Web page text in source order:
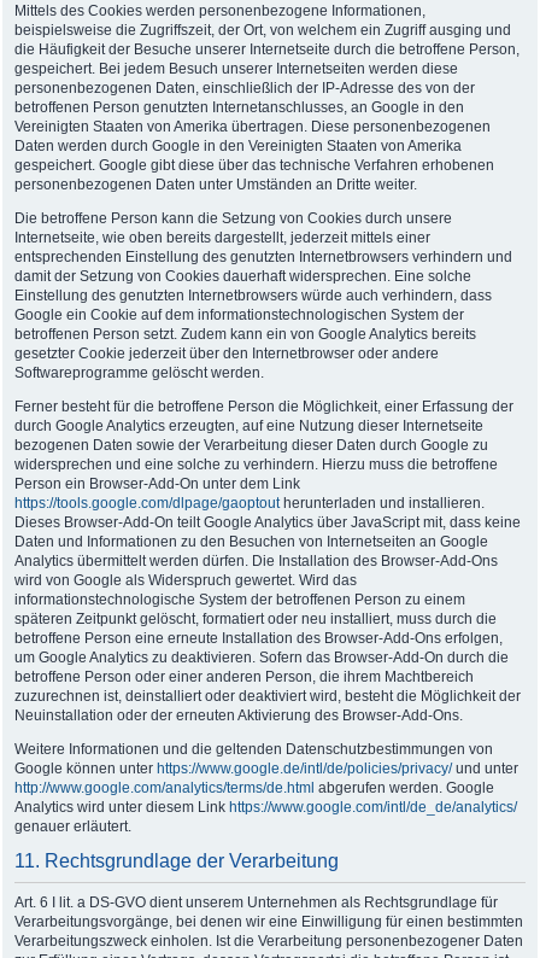
Mittels des Cookies werden personenbezogene Informationen,
beispielsweise die Zugriffszeit, der Ort, von welchem ein Zugriff ausging und
die Häufigkeit der Besuche unserer Internetseite durch die betroffene Person,
gespeichert. Bei jedem Besuch unserer Internetseiten werden diese
personenbezogenen Daten, einschließlich der IP-Adresse des von der
betroffenen Person genutzten Internetanschlusses, an Google in den
Vereinigten Staaten von Amerika übertragen. Diese personenbezogenen
Daten werden durch Google in den Vereinigten Staaten von Amerika
gespeichert. Google gibt diese über das technische Verfahren erhobenen
personenbezogenen Daten unter Umständen an Dritte weiter.
Die betroffene Person kann die Setzung von Cookies durch unsere
Internetseite, wie oben bereits dargestellt, jederzeit mittels einer
entsprechenden Einstellung des genutzten Internetbrowsers verhindern und
damit der Setzung von Cookies dauerhaft widersprechen. Eine solche
Einstellung des genutzten Internetbrowsers würde auch verhindern, dass
Google ein Cookie auf dem informationstechnologischen System der
betroffenen Person setzt. Zudem kann ein von Google Analytics bereits
gesetzter Cookie jederzeit über den Internetbrowser oder andere
Softwareprogramme gelöscht werden.
Ferner besteht für die betroffene Person die Möglichkeit, einer Erfassung der
durch Google Analytics erzeugten, auf eine Nutzung dieser Internetseite
bezogenen Daten sowie der Verarbeitung dieser Daten durch Google zu
widersprechen und eine solche zu verhindern. Hierzu muss die betroffene
Person ein Browser-Add-On unter dem Link
https://tools.google.com/dlpage/gaoptoutherunterladen und installieren.
Dieses Browser-Add-On teilt Google Analytics über JavaScript mit, dass keine
Daten und Informationen zu den Besuchen von Internetseiten an Google
Analytics übermittelt werden dürfen. Die Installation des Browser-Add-Ons
wird von Google als Widerspruch gewertet. Wird das
informationstechnologische System der betroffenen Person zu einem
späteren Zeitpunkt gelöscht, formatiert oder neu installiert, muss durch die
betroffene Person eine erneute Installation des Browser-Add-Ons erfolgen,
um Google Analytics zu deaktivieren. Sofern das Browser-Add-On durch die
betroffene Person oder einer anderen Person, die ihrem Machtbereich
zuzurechnen ist, deinstalliert oder deaktiviert wird, besteht die Möglichkeit der
Neuinstallation oder der erneuten Aktivierung des Browser-Add-Ons.
Weitere Informationen und die geltenden Datenschutzbestimmungen von
Google können unter https://www.google.de/intl/de/policies/privacy/und unter
http://www.google.com/analytics/terms/de.html abgerufen werden. Google
Analytics wird unter diesem Link https://www.google.com/intl/de_de/analytics/
genauer erläutert.
11. Rechtsgrundlage der Verarbeitung
Art. 6 I lit. a DS-GVO dient unserem Unternehmen als Rechtsgrundlage für
Verarbeitungsvorgänge, bei denen wir eine Einwilligung für einen bestimmten
Verarbeitungszweck einholen. Ist die Verarbeitung personenbezogener Daten